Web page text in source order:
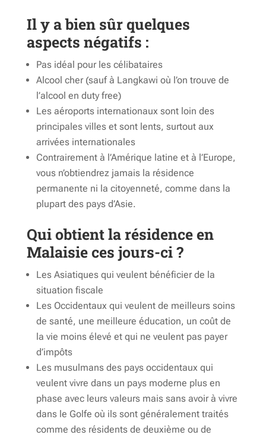
Il y a bien sûr quelques
aspects négatifs :
Pas idéal pour les célibataires
Alcool cher (sauf à Langkawi où l’on trouve de
l’alcool en duty free)
Les aéroports internationaux sont loin des
principales villes et sont lents, surtout aux
arrivées internationales
Contrairement à l’Amérique latine et à l’Europe,
vous n’obtiendrez jamais la résidence
permanente ni la citoyenneté, comme dans la
plupart des pays d’Asie.
Qui obtient la résidence en
Malaisie ces jours-ci ?
Les Asiatiques qui veulent bénéficier de la
situation fiscale
Les Occidentaux qui veulent de meilleurs soins
de santé, une meilleure éducation, un coût de
la vie moins élevé et qui ne veulent pas payer
d’impôts
Les musulmans des pays occidentaux qui
veulent vivre dans un pays moderne plus en
phase avec leurs valeurs mais sans avoir à vivre
dans le Golfe où ils sont généralement traités
comme des résidents de deuxième ou de